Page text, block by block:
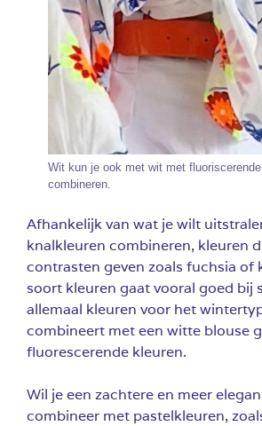
Wit kun je ook met wit met
combineren.
Afhankelijk van wat je wilt
knalkleuren combineren, kleuren
contrasten geven zoals fuchsia of
soort kleuren gaat vooral goed bij
allemaal kleuren voor het
combineert met een witte blouse
fluorescerende kleuren.
Wil je een zachtere en meer
combineer met pastelkleuren,